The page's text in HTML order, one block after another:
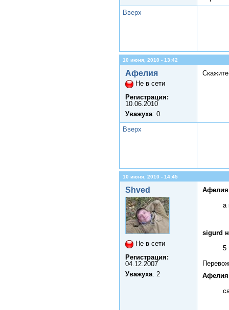
Вверх
10 июня, 2010 - 13:42
Афелия
Не в сети
Регистрация:
10.06.2010
Уважуха: 0
Вверх
10 июня, 2010 - 14:45
Shved
Не в сети
Регистрация:
04.12.2007
Уважуха: 2
Афелия
а
sigurd
5
Афелия